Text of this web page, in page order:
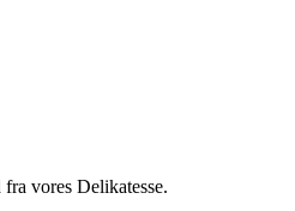
vores Delikatesse.